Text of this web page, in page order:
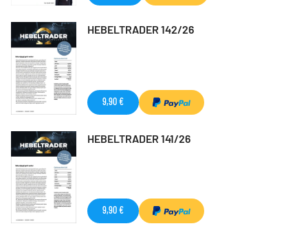
HEBELTRADER 142/26
9,90 €
HEBELTRADER 141/26
9,90 €